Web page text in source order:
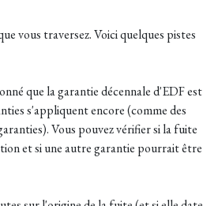
vous traversez. Voici quelques pistes
que la garantie décennale d'EDF est
s'appliquent encore (comme des
Vous pouvez vérifier si la fuite
et si une autre garantie pourrait être